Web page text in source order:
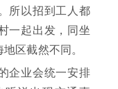
所以招到工人都
一起出发，同坐
区截然不同。
企业会统一安排